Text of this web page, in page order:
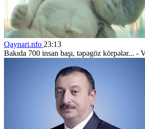
Qaynari.nfo 23:13
Bakıda 700 insan başı, təpəgöz körpələr... -